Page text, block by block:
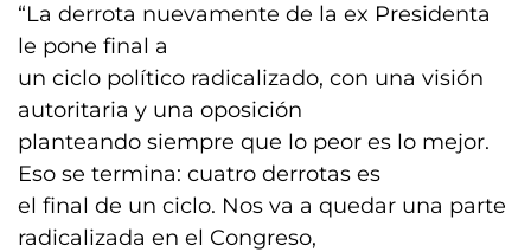
“La derrota nuevamente de la ex Presidenta
le pone final a
un ciclo político radicalizado, con una visión
autoritaria y una oposición
planteando siempre que lo peor es lo mejor.
Eso se termina: cuatro derrotas es
el final de un ciclo. Nos va a quedar una parte
radicalizada en el Congreso,